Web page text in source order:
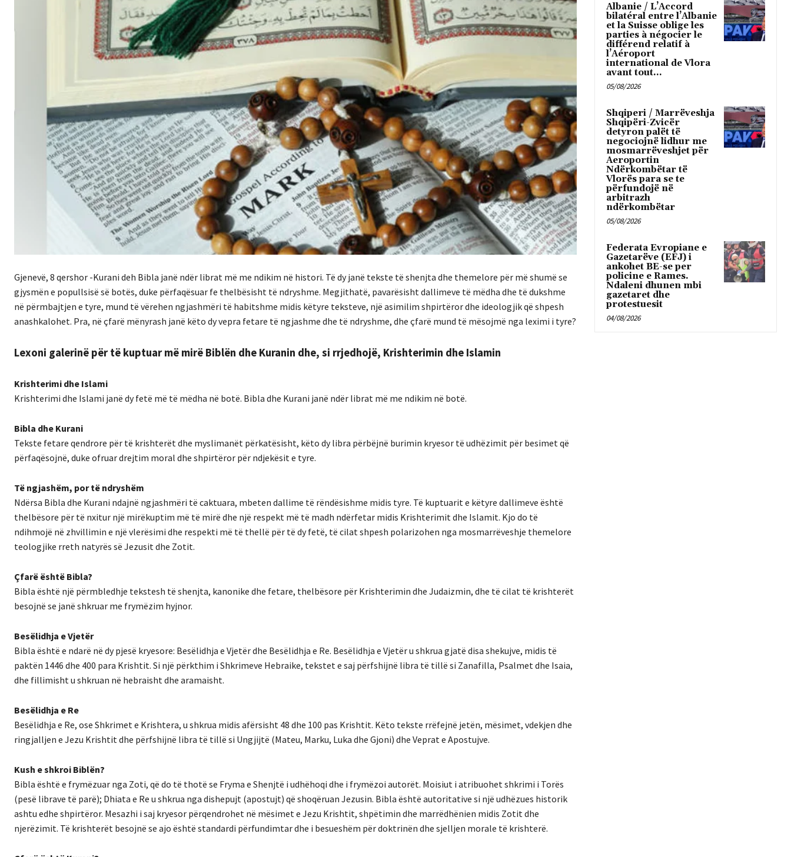
Gjenevë, 8 qershor -Kurani deh Bibla janë ndër librat më me ndikim në histori. Të dy janë tekste të shenjta dhe themelore për më shumë se
gjysmën e popullsisë së botës, duke përfaqësuar fe thelbësisht të ndryshme. Megjithatë, pavarësisht dallimeve të mëdha dhe të dukshme
në përmbajtjen e tyre, mund të vërehen ngjashmëri të habitshme midis këtyre teksteve, një asimilim shpirtëror dhe ideologjik që shpesh
anashkalohet. Pra, në çfarë mënyrash janë këto dy vepra fetare të ngjashme dhe të ndryshme, dhe çfarë mund të mësojmë nga leximi i tyre?
Lexoni galerinë për të kuptuar më mirë Biblën dhe Kuranin dhe, si rrjedhojë, Krishterimin dhe Islamin
Krishterimi dhe Islami
Krishterimi dhe Islami janë dy fetë më të mëdha në botë. Bibla dhe Kurani janë ndër librat më me ndikim në botë.
Bibla dhe Kurani
Tekste fetare qendrore për të krishterët dhe myslimanët përkatësisht, këto dy libra përbëjnë burimin kryesor të udhëzimit për besimet që
përfaqësojnë, duke ofruar drejtim moral dhe shpirtëror për ndjekësit e tyre.
Të ngjashëm, por të ndryshëm
Ndërsa Bibla dhe Kurani ndajnë ngjashmëri të caktuara, mbeten dallime të rëndësishme midis tyre. Të kuptuarit e këtyre dallimeve është
thelbësore për të nxitur një mirëkuptim më të mirë dhe një respekt më të madh ndërfetar midis Krishterimit dhe Islamit. Kjo do të
ndihmojë në zhvillimin e një vlerësimi dhe respekti më të thellë për të dy fetë, të cilat shpesh polarizohen nga mosmarrëveshje themelore
teologjike rreth natyrës së Jezusit dhe Zotit.
Çfarë është Bibla?
Bibla është një përmbledhje tekstesh të shenjta, kanonike dhe fetare, thelbësore për Krishterimin dhe Judaizmin, dhe të cilat të krishterët
besojnë se janë shkruar me frymëzim hyjnor.
Besëlidhja e Vjetër
Bibla është e ndarë në dy pjesë kryesore: Besëlidhja e Vjetër dhe Besëlidhja e Re. Besëlidhja e Vjetër u shkrua gjatë disa shekujve, midis të
paktën 1446 dhe 400 para Krishtit. Si një përkthim i Shkrimeve Hebraike, tekstet e saj përfshijnë libra të tillë si Zanafilla, Psalmet dhe Isaia,
dhe fillimisht u shkruan në hebraisht dhe aramaisht.
Besëlidhja e Re
Besëlidhja e Re, ose Shkrimet e Krishtera, u shkrua midis afërsisht 48 dhe 100 pas Krishtit. Këto tekste rrëfejnë jetën, mësimet, vdekjen dhe
ringjalljen e Jezu Krishtit dhe përfshijnë libra të tillë si Ungjijtë (Mateu, Marku, Luka dhe Gjoni) dhe Veprat e Apostujve.
Kush e shkroi Biblën?
Bibla është e frymëzuar nga Zoti, që do të thotë se Fryma e Shenjtë i udhëhoqi dhe i frymëzoi autorët. Moisiut i atribuohet shkrimi i Torës
(pesë librave të parë); Dhiata e Re u shkrua nga dishepujt (apostujt) që shoqëruan Jezusin. Bibla është autoritative si një udhëzues historik
ashtu edhe shpirtëror. Mesazhi i saj kryesor përqendrohet në mësimet e Jezu Krishtit, shpëtimin dhe marrëdhënien midis Zotit dhe
njerëzimit. Të krishterët besojnë se ajo është standardi përfundimtar dhe i besueshëm për doktrinën dhe sjelljen morale të krishterë.
Albanie / L’Accord
bilatéral entre l’Albanie
et la Suisse oblige les
parties à négocier le
différend relatif à
l’Aéroport
international de Vlora
avant tout...
05/08/2026
Shqiperi / Marrëveshja
Shqipëri-Zvicër
detyron palët të
negociojnë lidhur me
mosmarrëveshjet për
Aeroportin
Ndërkombëtar të
Vlorës para se te
përfundojë në
arbitrazh
ndërkombëtar
05/08/2026
Federata Evropiane e
Gazetarëve (EFJ) i
ankohet BE-se per
policine e Rames.
Ndaleni dhunen mbi
gazetaret dhe
protestuesit
04/08/2026